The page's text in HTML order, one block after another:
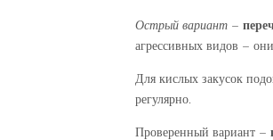
Острый вариант –
агрессивных видов –
Для кислых закусок
регулярно.
Проверенный вариант –